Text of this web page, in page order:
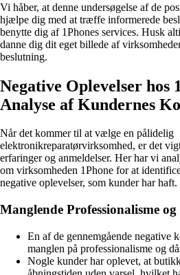
Vi håber, at denne undersøgelse af de
hjælpe dig med at træffe informerede
benytte dig af 1Phones services. Husk
danne dig dit eget billede af
beslutning.
Negative Oplevelser hos
Analyse af Kundernes
Når det kommer til at vælge en pålidelig
elektronikreparatørvirksomhed, er det
erfaringer og anmeldelser. Her har vi
om virksomheden 1Phone for at
negative oplevelser, som kunder har haft.
Manglende Professionalisme
En af de gennemgående negative
manglen på professionalisme og
Nogle kunder har oplevet, at